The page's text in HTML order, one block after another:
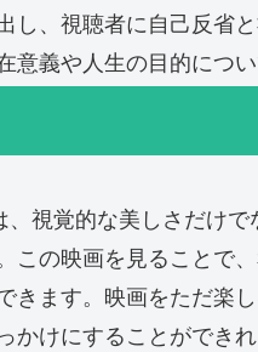
し、視聴者に自己反省
意義や人生の目的につ
、視覚的な美しさだけ
この映画を見ることで
きます。映画をただ楽
かけにすることができ